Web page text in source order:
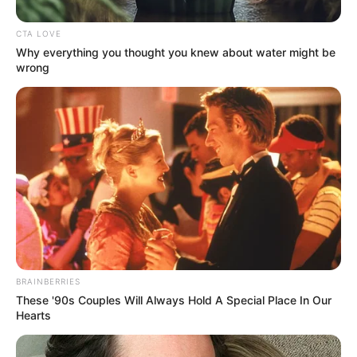
Baca:Profil & Fakta Member RESCENE Selengkapnya
CTA LOVE
Why everything you thought you knew about water might be
wrong
BRAINBERRIES
These '90s Couples Will Always Hold A Special Place In Our
Hearts